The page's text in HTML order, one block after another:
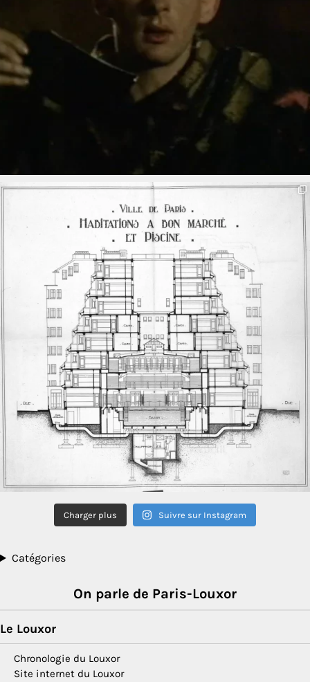
Charger plus Suivre sur Instagram
Catégories
On parle de Paris-Louxor
Le Louxor
Chronologie du Louxor
Site internet du Louxor